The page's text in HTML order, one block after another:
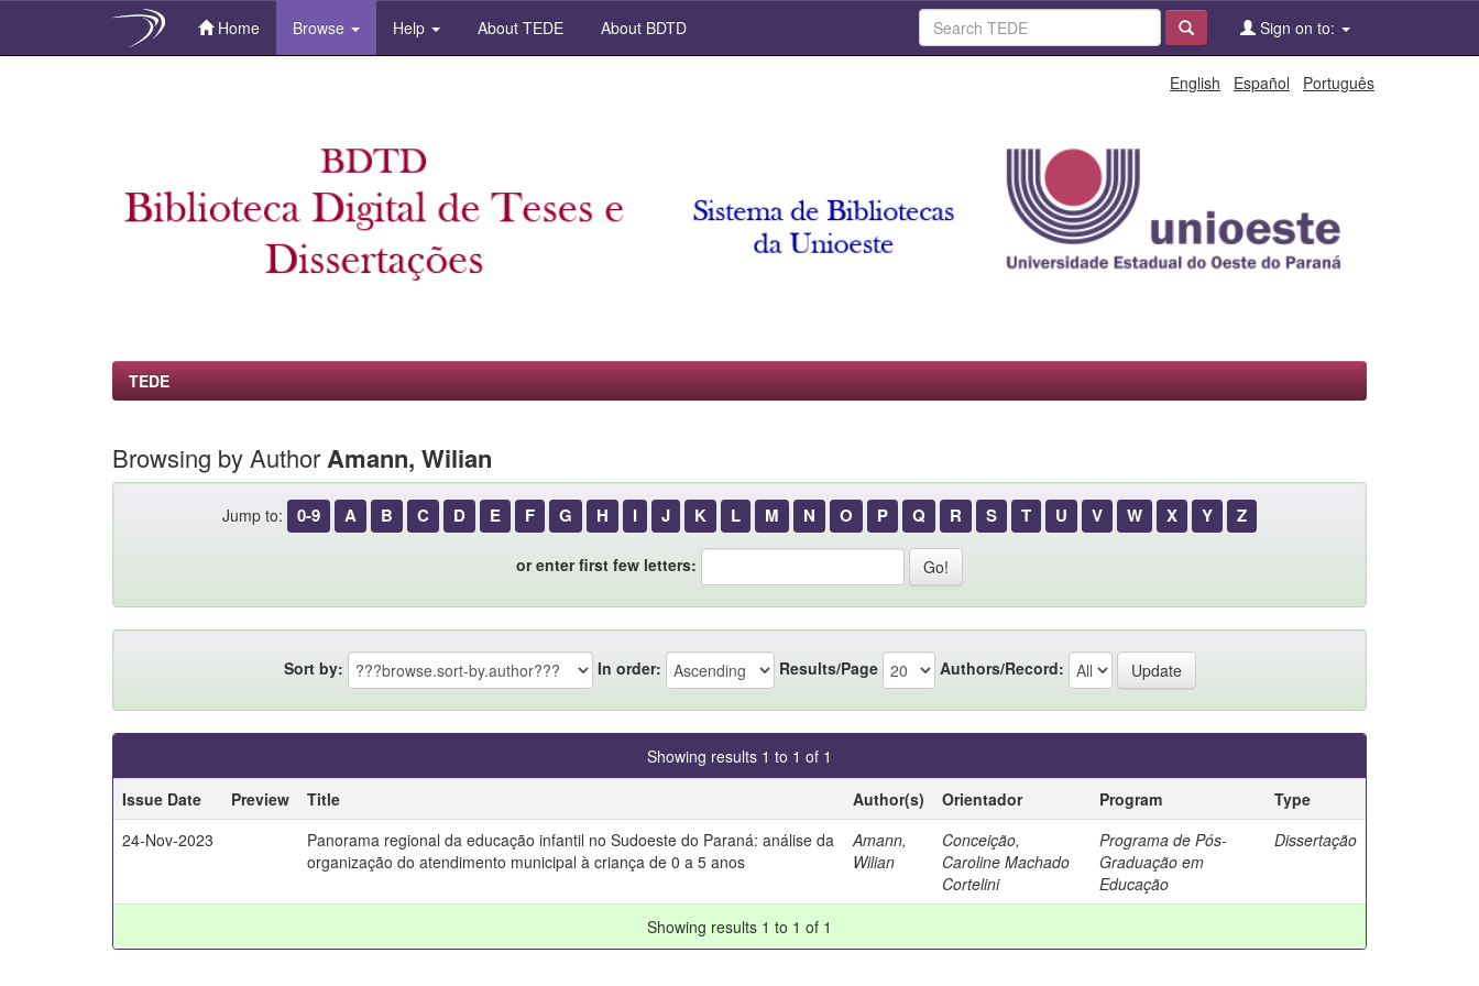
Home Browse Help About TEDE About BDTD Sign on to:
English Español Português
TEDE
Browsing by AuthorAmann, Wilian
Jump to: 0-9 A B C D E F G H I J K L M N O P Q R S T U V W X Y Z
or enter first few letters:
Sort by: In order: Results/Page Authors/Record:
Showing results 1 to 1 of 1
Issue Date
Preview Title Author(s) Orientador Program
Type
24-Nov-2023
Panorama regional da educação infantil no Sudoeste do Paraná: análise da
organização do atendimento municipal à criança de 0 a 5 anos
Amann,
Wilian
Conceição,
Caroline Machado
Cortelini
Programa de Pós-
Graduação em
Educação
Dissertação
Showing results 1 to 1 of 1